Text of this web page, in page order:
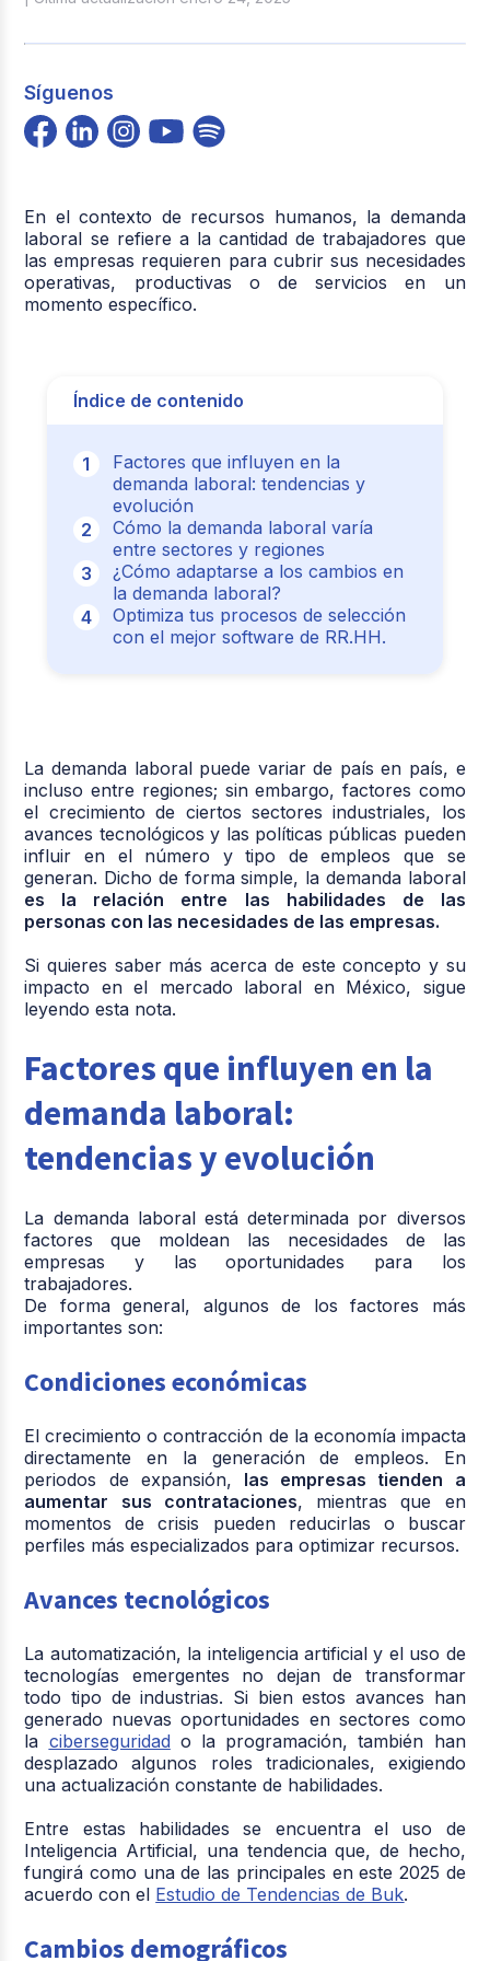
Síguenos
En el contexto de recursos humanos, la demanda
laboral se refiere a la cantidad de trabajadores que
las empresas requieren para cubrir sus necesidades
operativas, productivas o de servicios en un
momento específico.
Índice de contenido
Factores que influyen en la
demanda laboral: tendencias y
evolución
Cómo la demanda laboral varía
entre sectores y regiones
¿Cómo adaptarse a los cambios en
la demanda laboral?
Optimiza tus procesos de selección
con el mejor software de RR.HH.
La demanda laboral puede variar de país en país, e
incluso entre regiones; sin embargo, factores como
el crecimiento de ciertos sectores industriales, los
avances tecnológicos y las políticas públicas pueden
influir en el número y tipo de empleos que se
generan. Dicho de forma simple, la demanda laboral
es la relación entre las habilidades de las
personas con las necesidades de las empresas.
Si quieres saber más acerca de este concepto y su
impacto en el mercado laboral en México, sigue
leyendo esta nota.
Factores que influyen en la
demanda laboral:
tendencias y evolución
La demanda laboral está determinada por diversos
factores que moldean las necesidades de las
empresas y las oportunidades para los
trabajadores.
De forma general, algunos de los factores más
importantes son:
Condiciones económicas
El crecimiento o contracción de la economía impacta
directamente en la generación de empleos. En
periodos de expansión, las empresas tienden a
aumentar sus contrataciones, mientras que en
momentos de crisis pueden reducirlas o buscar
perfiles más especializados para optimizar recursos.
Avances tecnológicos
La automatización, la inteligencia artificial y el uso de
tecnologías emergentes no dejan de transformar
todo tipo de industrias. Si bien estos avances han
generado nuevas oportunidades en sectores como
la ciberseguridad o la programación, también han
desplazado algunos roles tradicionales, exigiendo
una actualización constante de habilidades.
Entre estas habilidades se encuentra el uso de
Inteligencia Artificial, una tendencia que, de hecho,
fungirá como una de las principales en este 2025 de
acuerdo con el Estudio de Tendencias de Buk.
Cambios demográficos